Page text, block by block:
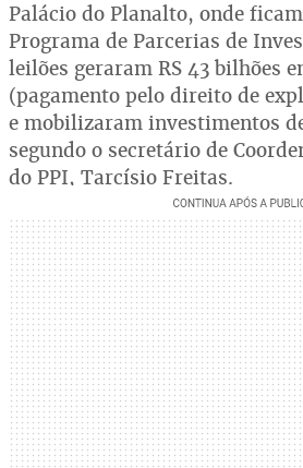
Palácio do Planalto, onde
Programa de Parcerias de
leilões geraram RS 43 bilhões
(pagamento pelo direito de
e mobilizaram investimentos
segundo o secretário de
do PPI, Tarcísio Freitas.